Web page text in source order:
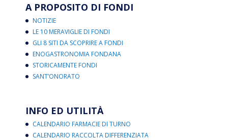
A PROPOSITO DI FONDI
NOTIZIE
LE 10 MERAVIGLIE DI FONDI
GLI 8 SITI DA SCOPRIRE A FONDI
ENOGASTRONOMIA FONDANA
STORICAMENTE FONDI
SANT’ONORATO
INFO ED UTILITÀ
CALENDARIO FARMACIE DI TURNO
CALENDARIO RACCOLTA DIFFERENZIATA